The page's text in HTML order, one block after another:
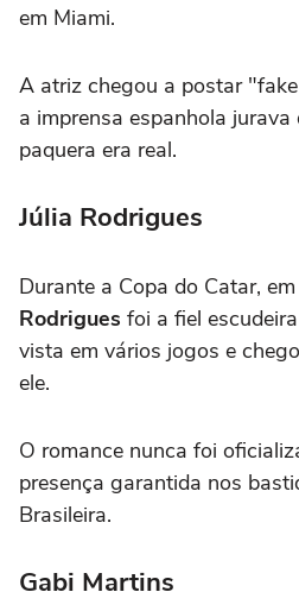
em Miami.
A atriz chegou a postar
a imprensa espanhola jurava
paquera era real.
Júlia Rodrigues
Durante a Copa do Catar,
Rodrigues foi a fiel
vista em vários jogos e
ele.
O romance nunca foi
presença garantida nos
Brasileira.
Gabi Martins